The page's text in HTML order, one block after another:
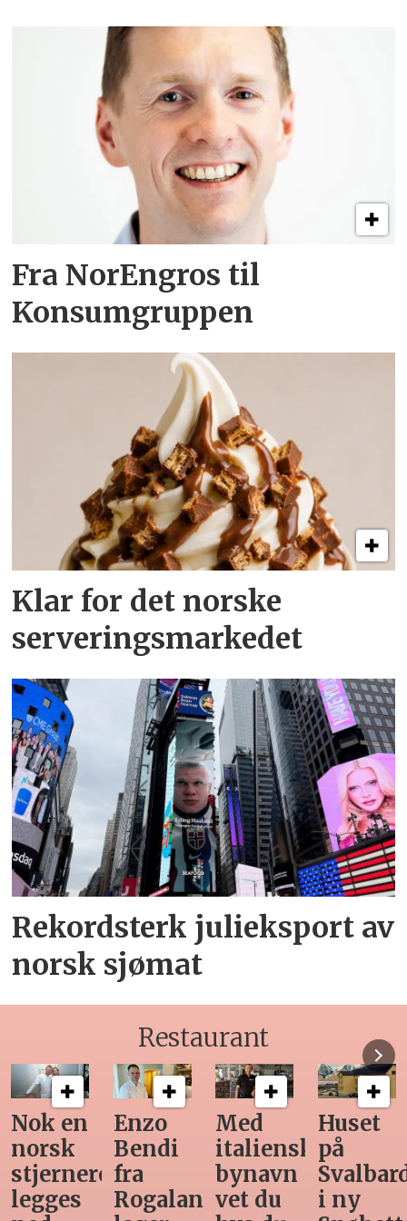
Fra NorEngros til
Konsumgruppen
Klar for det norske
serveringsmarkedet
Rekordsterk julieksport av
norsk sjømat
Restaurant
en
Enzo
Bendi
fra
Rogaland
Med
italiensk
bynavn
vet du
Huset
på
Svalbard
i ny
Ny